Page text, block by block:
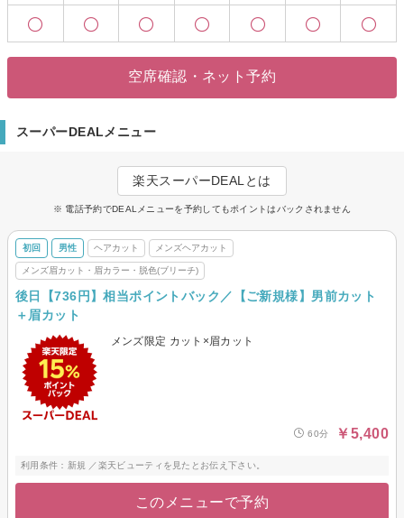
新しい発見を感じていただける空間です。
この思いで、多くの方々に喜んでいただき、楽しんでいただける店づくりを
お家でもスタイリングのしやすい
一度、お気軽にご相談ください★
空席確認・ネット予約
スーパーDEALメニュー
楽天スーパーDEALとは
※ 電話予約でDEALメニューを予約してもポイントはバックされません
初回 男性 ヘアカット メンズヘアカット
メンズ眉カット・眉カラー・脱色(ブリーチ)
後日【736円】相当ポイントバック／【ご新規様】男前カット
＋眉カット
メンズ限定 カット×眉カット
60分 ￥5,400
利用条件：新規 ／楽天ビューティを見たとお伝え下さい。
このメニューで予約